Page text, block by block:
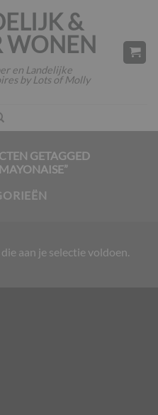
&
WONEN
en Landelijke
by Lots of Molly
GETAGGED
aan je selectie voldoen.